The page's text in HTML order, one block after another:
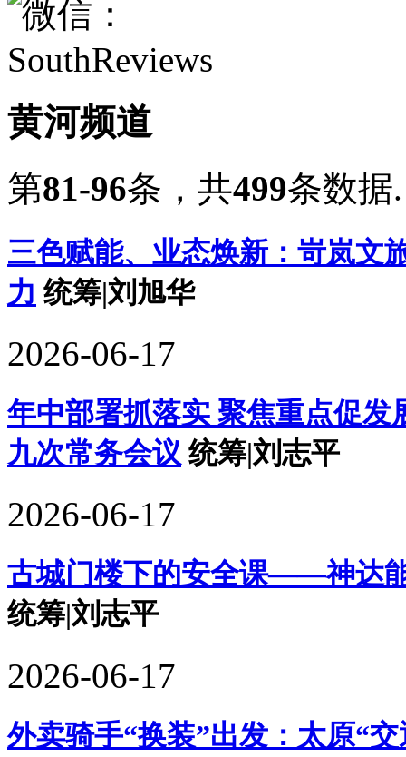
黄河频道
第81-96条，共499条数据.
三色赋能、业态焕新：岢岚文
力 统筹|刘旭华
2026-06-17
年中部署抓落实 聚焦重点促
九次常务会议 统筹|刘志平
2026-06-17
古城门楼下的安全课——神达
统筹|刘志平
2026-06-17
外卖骑手“换装”出发：太原“